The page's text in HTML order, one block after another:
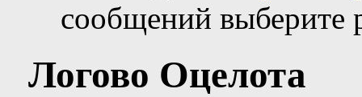
сообщений выберите
Логово Оцелота